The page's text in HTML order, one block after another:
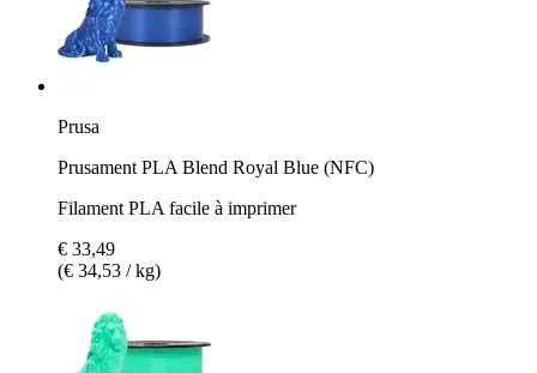
Prusa
Prusament PLA Blend Royal Blue (NFC)
Filament PLA facile à imprimer
€ 33,49
(€ 34,53 / kg)